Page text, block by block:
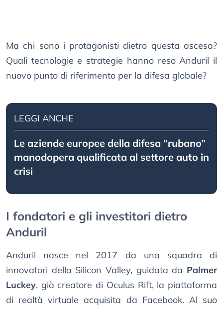
Ma chi sono i protagonisti dietro questa ascesa?
Quali tecnologie e strategie hanno reso Anduril il
nuovo punto di riferimento per la difesa globale?
LEGGI ANCHE
Le aziende europee della difesa “rubano”
manodopera qualificata al settore auto in
crisi
I fondatori e gli investitori dietro
Anduril
Anduril nasce nel 2017 da una squadra di
innovatori della Silicon Valley, guidata da Palmer
Luckey, già creatore di Oculus Rift, la piattaforma
di realtà virtuale acquisita da Facebook. Al suo